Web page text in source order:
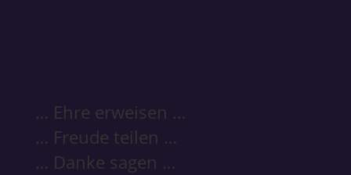
… Ehre erweisen …
… Freude teilen …
… Danke sagen …